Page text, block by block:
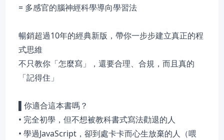
= 多感官的腦神經科學導向學習法
暢銷超過10年的經典新版，帶你一步步建立真正的程
式思維
不只教你「怎麼寫」，還要合理、合規，而且真的
「記得住」
▌你適合這本書嗎？
• 完全初學，但不想被教科書式寫法勸退的人
• 學過JavaScript，卻到處卡卡而心生放棄的人（喂